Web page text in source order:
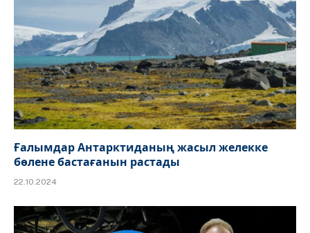
Ғалымдар Антарктиданың жасыл желекке
бөлене бастағанын растады
22.10.2024